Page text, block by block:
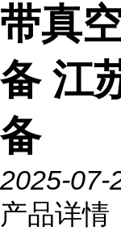
带真
备 江
备
2025-07-
产品详情